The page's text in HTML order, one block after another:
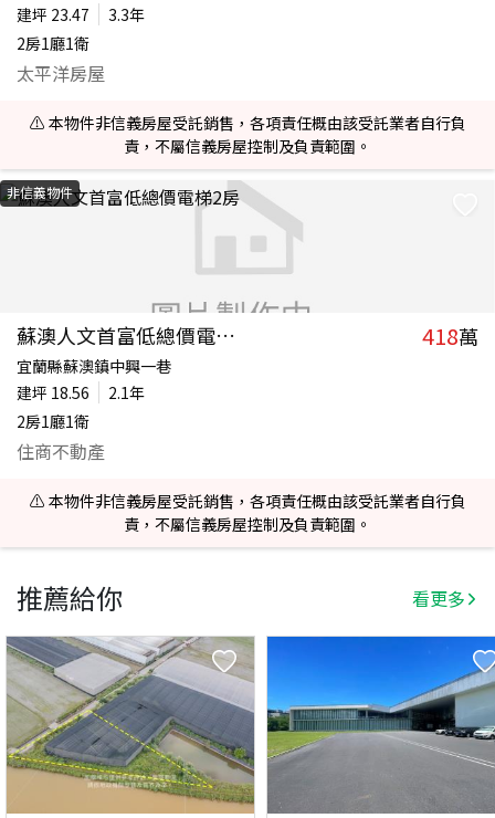
建坪 23.47
3.3年
2房1廳1衛
太平洋房屋
⚠️ 本物件非信義房屋受託銷售，各項責任概由該受託業者自行負
責，不屬信義房屋控制及負責範圍。
非信義物件
蘇澳人文首富低總價電梯2房 418萬
宜蘭縣蘇澳鎮中興一巷
建坪 18.56
2.1年
2房1廳1衛
住商不動產
⚠️ 本物件非信義房屋受託銷售，各項責任概由該受託業者自行負
責，不屬信義房屋控制及負責範圍。
推薦給你 看更多